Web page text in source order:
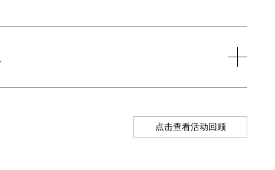
点击查看活动回顾